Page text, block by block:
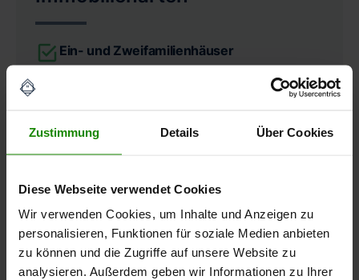
Zustimmung Details Über Cookies
Diese Webseite verwendet Cookies
Wir verwenden Cookies, um Inhalte und Anzeigen zu
personalisieren, Funktionen für soziale Medien anbieten
zu können und die Zugriffe auf unsere Website zu
analysieren. Außerdem geben wir Informationen zu Ihrer
Ein- und Zweifamilienhäuser
Doppelhaushälften & Reihenhäuser
Eigentumswohnungen
Wohn- und Geschäftshäuser
Umfang